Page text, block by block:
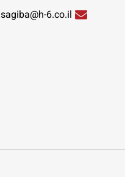
sagiba@h-6.co.il